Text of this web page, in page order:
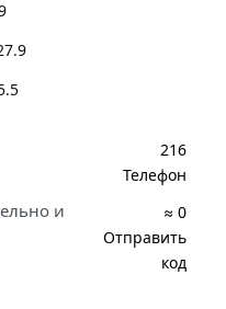
216
Телефон
и
≈ 0
Отправить
код